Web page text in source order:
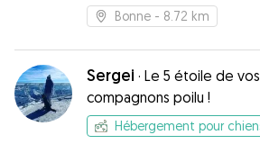
Bonne - 8.72 km
Sergei · Le 5 étoile de vos
compagnons poilu !
Hébergement pour